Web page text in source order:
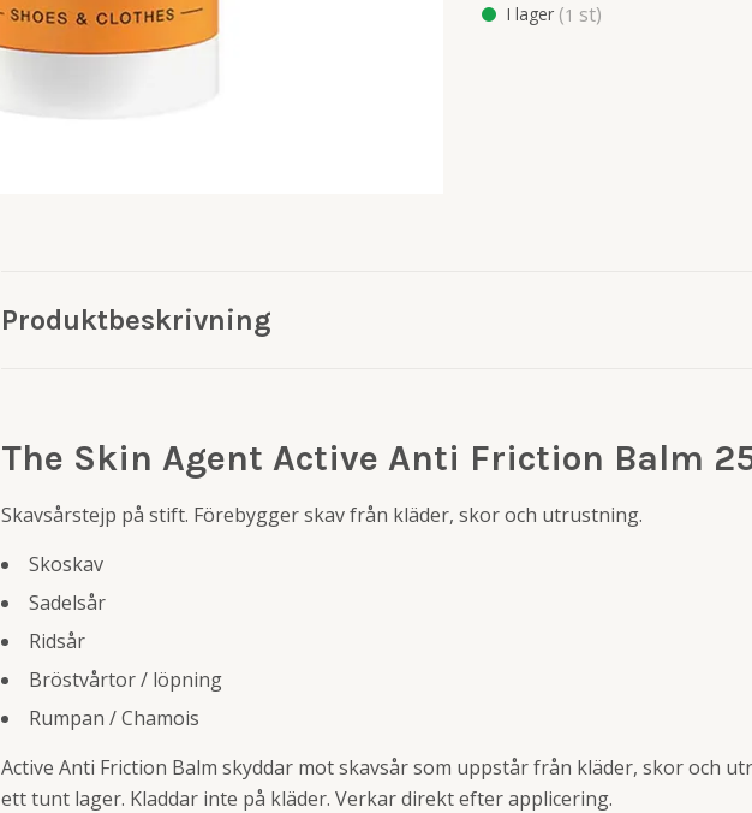
I lager (1 st)
Produktbeskrivning
The Skin Agent Active Anti Friction Balm
Skavsårstejp på stift. Förebygger skav från kläder, skor och utrustning.
Skoskav
Sadelsår
Ridsår
Bröstvårtor / löpning
Rumpan / Chamois
Active Anti Friction Balm skyddar mot skavsår som uppstår från kläder, skor och
ett tunt lager. Kladdar inte på kläder. Verkar direkt efter applicering.